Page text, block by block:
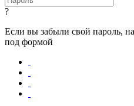
?
Если вы забыли свой пароль,
под формой